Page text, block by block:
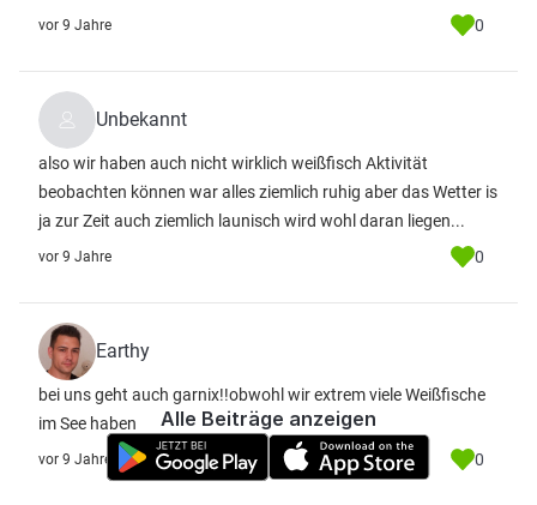
vor 9 Jahre 0
Unbekannt
also wir haben auch nicht wirklich weißfisch Aktivität
beobachten können war alles ziemlich ruhig aber das Wetter is
ja zur Zeit auch ziemlich launisch wird wohl daran liegen...
vor 9 Jahre 0
Earthy
bei uns geht auch garnix!!obwohl wir extrem viele Weißfische
im See haben
vor 9 Jahre 0
Alle Beiträge anzeigen